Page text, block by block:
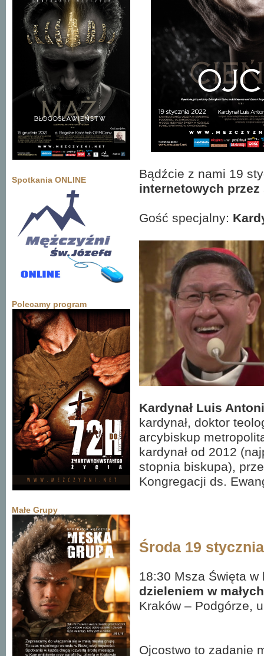
Spotkania ONLINE
Polecamy program
Małe Grupy
Bądźcie z nami 19
internetowych
Gość specjalny:
Kardynał Luis
kardynał, doktor
arcybiskup
kardynał od 2012
stopnia biskupa),
Kongregacji ds.
Środa 19
18:30 Msza Święta
dzieleniem w
Kraków – Podgórze,
Ojcostwo to zadanie